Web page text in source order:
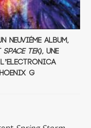
neuviéme album,
Tek), une
l’electronica
G